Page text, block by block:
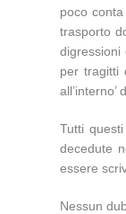
poco
trasporto
digressioni
per tragitti
Tutti
decedute
essere
Nessun